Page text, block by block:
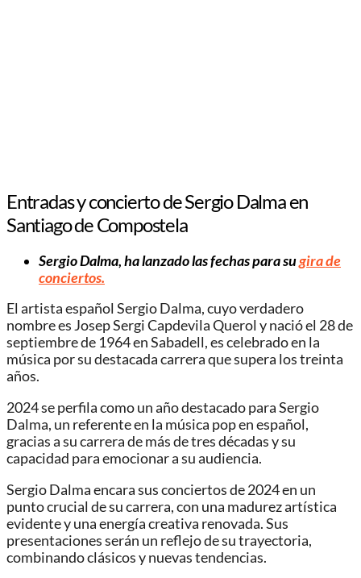
Entradas y concierto de Sergio Dalma en
Santiago de Compostela
Sergio Dalma, ha lanzado las fechas para sugira de
conciertos.
El artista español Sergio Dalma, cuyo verdadero
nombre es Josep Sergi Capdevila Querol y nació el 28 de
septiembre de 1964 en Sabadell, es celebrado en la
música por su destacada carrera que supera los treinta
años.
2024 se perfila como un año destacado para Sergio
Dalma, un referente en la música pop en español,
gracias a su carrera de más de tres décadas y su
capacidad para emocionar a su audiencia.
Sergio Dalma encara sus conciertos de 2024 en un
punto crucial de su carrera, con una madurez artística
evidente y una energía creativa renovada. Sus
presentaciones serán un reflejo de su trayectoria,
combinando clásicos y nuevas tendencias.